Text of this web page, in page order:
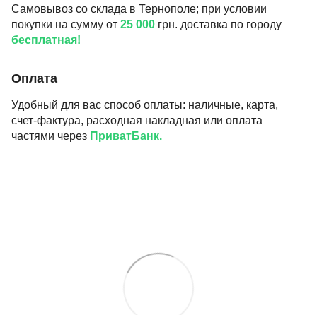
Самовывоз со склада в Тернополе; при условии
покупки на сумму от 25 000 грн. доставка по городу
бесплатная!
Оплата
Удобный для вас способ оплаты: наличные, карта,
счет-фактура, расходная накладная или оплата
частями через ПриватБанк.